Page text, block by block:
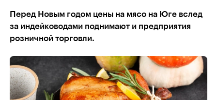
Перед Новым годом цены на мясо на Юге вслед
за индейководами поднимают и предприятия
розничной торговли.